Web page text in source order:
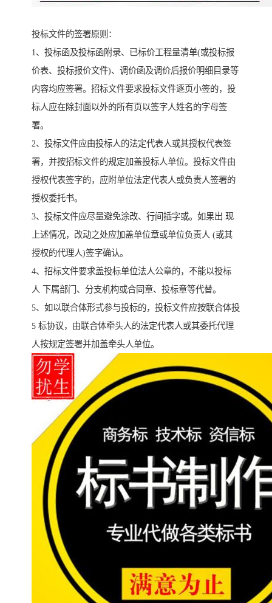
投标文件的签署原则：
1、投标函及投标函附录、已标价工程量清单(或投标报
价表、投标报价文件)、调价函及调价后报价明细目录等
内容均应签署。招标文件要求投标文件逐页小签的，投
标人应在除封面以外的所有页以签字人姓名的字母签
署。
2、投标文件应由投标人的法定代表人或其授权代表签
署，并按招标文件的规定加盖投标人单位。投标文件由
授权代表签字的，应附单位法定代表人或负责人签署的
授权委托书。
3、投标文件应尽量避免涂改、行间插字或。如果出 现
上述情况，改动之处应加盖单位章或单位负责人 (或其
授权的代理人)签字确认。
4、招标文件要求盖投标单位法人公章的，不能以投标
人 下属部门、分支机构或合同章、投标章等代替。
5、如以联合体形式参与投标的，投标文件应按联合体投
5 标协议，由联合体牵头人的法定代表人或其委托代理
人按规定签署并加盖牵头人单位。